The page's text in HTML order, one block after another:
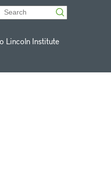
Lincoln Institute